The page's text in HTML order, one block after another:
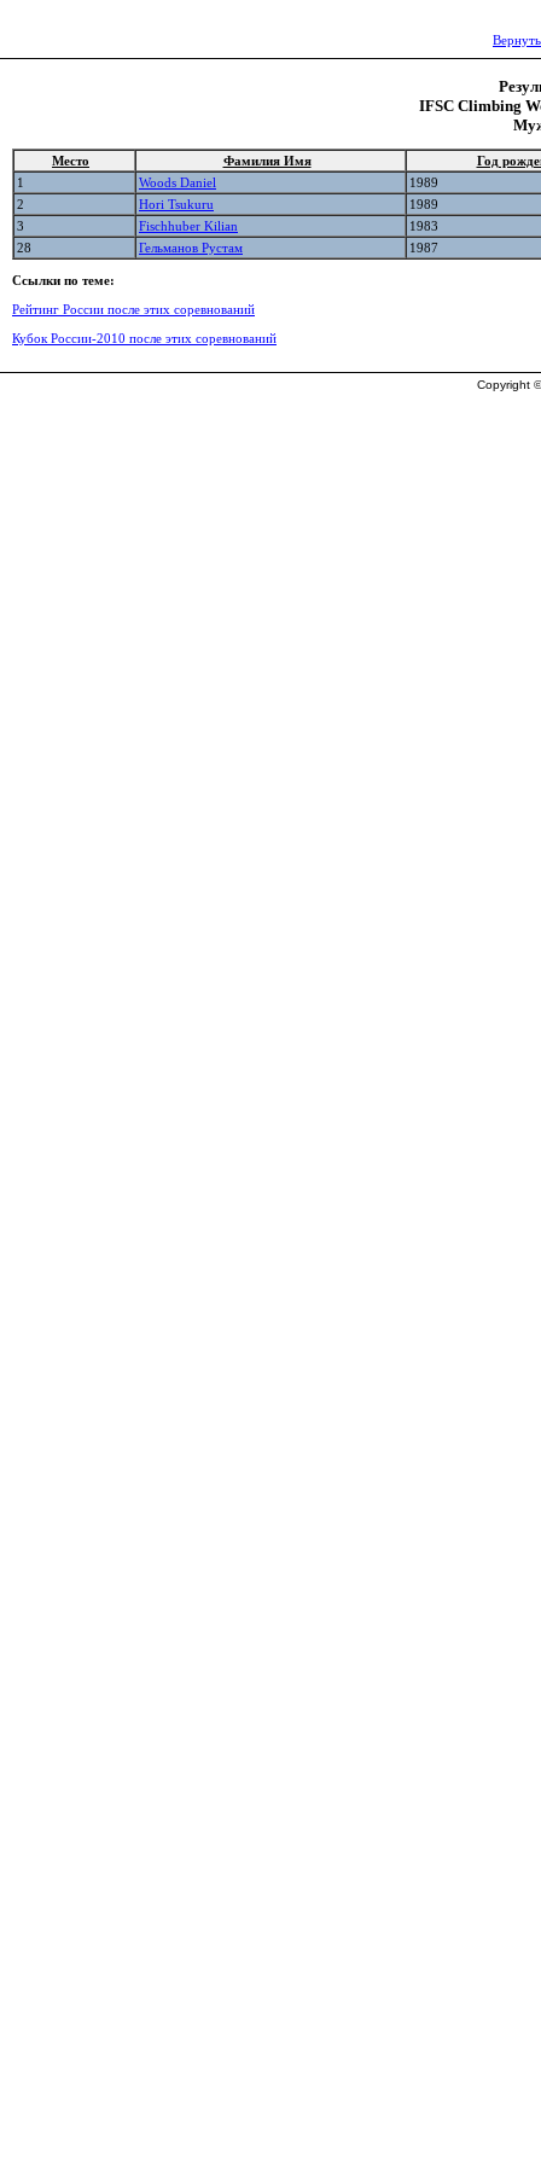
IFSC Climbing
Место Фамилия Имя
Год
1
Woods Daniel
1989
2
Hori Tsukuru
1989
3
Fischhuber Kilian
1983
28
Гельманов Рустам 1987
Ссылки по теме:
Рейтинг России после этих соревнований
Кубок России-2010 после этих соревнований
Copyright